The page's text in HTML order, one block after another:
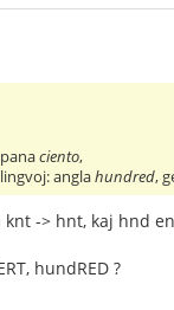
ciento,
anglahundred,
-> hnt, kaj hnd
hundRED ?